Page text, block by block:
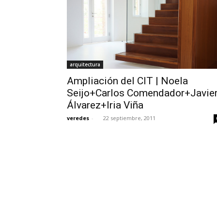
arquitectura
Ampliación del CIT | Noela
Seijo+Carlos
Álvarez+Iria Viña
veredes - 22 septiembre, 2011